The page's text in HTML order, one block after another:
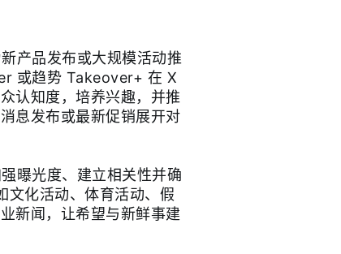
产品发布或大规模活动推
或趋势 Takeover+ 在 X
认知度，培养兴趣，并推
息发布或最新促销展开对
曝光度、建立相关性并确
化活动、体育活动、假
新闻，让希望与新鲜事建